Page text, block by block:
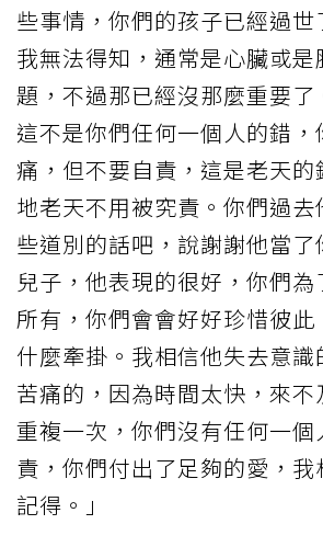
些事情，你們的孩子已經過世
我無法得知，通常是心臟或是
題，不過那已經沒那麼重要了
這不是你們任何一個人的錯，
痛，但不要自責，這是老天的
地老天不用被究責。你們過去
些道別的話吧，說謝謝他當
兒子，他表現的很好，你們
所有，你們會會好好珍惜彼此
什麼牽掛。我相信他失去意識
苦痛的，因為時間太快，來
重複一次，你們沒有任何一個
責，你們付出了足夠的愛，我
記得。」